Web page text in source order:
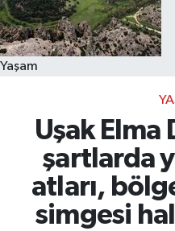
Yaşam
Uşak Elma
şartlarda
atları,
simgesi